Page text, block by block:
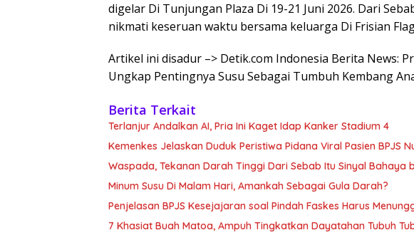
digelar Di Tunjungan Plaza Di 19-21 Juni 2026. Dari
nikmati keseruan waktu bersama keluarga Di Frisian
Artikel ini disadur –> Detik.com Indonesia Berita News:
Ungkap Pentingnya Susu Sebagai Tumbuh Kembang
Berita Terkait
Terlanjur Andalkan AI, Pria Ini Kaget Idap Kanker Stadium 4
Kemenkes Jelaskan Duduk Peristiwa Pidana Viral Pasien BPJS
Waspada, Tekanan Darah Tinggi Dari Sebab Itu Sinyal Bahaya
Minum Susu Di Malam Hari, Amankah Sebagai Gula Darah?
Penjelasan BPJS Kesejajaran soal Pindah Faskes Harus
7 Khasiat Buah Matoa, Ampuh Tingkatkan Dayatahan Tubuh